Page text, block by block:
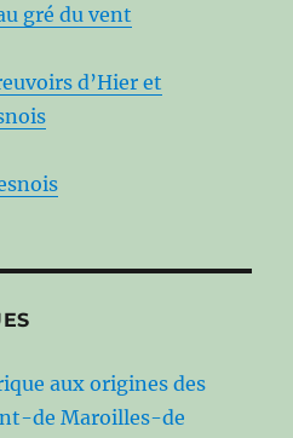
gré du vent
d’Hier et
aux origines des
de Maroilles-de